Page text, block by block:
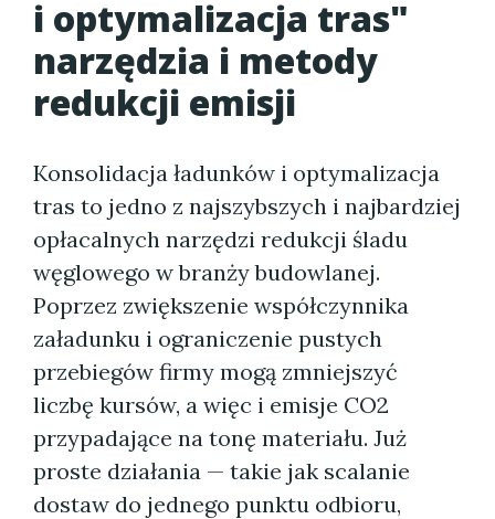
i optymalizacja tras"
narzędzia i metody
redukcji emisji
Konsolidacja ładunków i optymalizacja
tras to jedno z najszybszych i najbardziej
opłacalnych narzędzi redukcji śladu
węglowego w branży budowlanej.
Poprzez zwiększenie współczynnika
załadunku i ograniczenie pustych
przebiegów firmy mogą zmniejszyć
liczbę kursów, a więc i emisje CO2
przypadające na tonę materiału. Już
proste działania — takie jak scalanie
dostaw do jednego punktu odbioru,